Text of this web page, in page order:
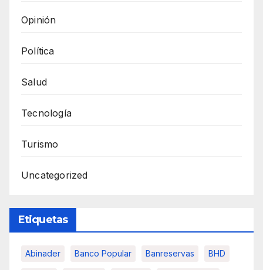
Opinión
Política
Salud
Tecnología
Turismo
Uncategorized
Etiquetas
Abinader Banco Popular Banreservas BHD